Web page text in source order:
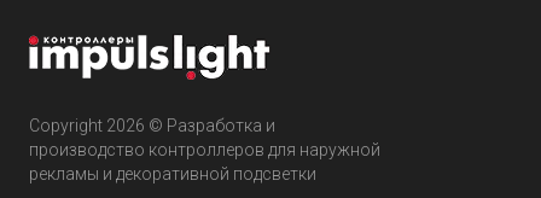
Copyright 2026 © Разработка и
производство контроллеров для наружной
рекламы и декоративной подсветки